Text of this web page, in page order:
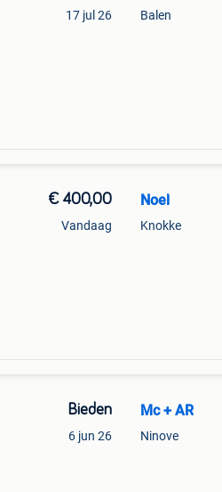
17 jul 26 Balen
€ 400,00
Vandaag
Noel
Knokke
Bieden
6 jun 26
Mc + AR
Ninove